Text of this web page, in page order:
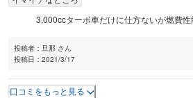
3,000ccターボ車だけに仕方ないが燃費性
投稿者： 旦那 さん
投稿日： 2021/3/17
口コミをもっと見る